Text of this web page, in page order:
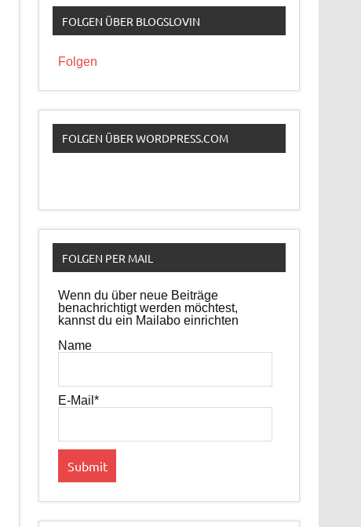
FOLGEN ÜBER BLOGSLOVIN
Folgen
FOLGEN ÜBER WORDPRESS.COM
FOLGEN PER MAIL
Wenn du über neue Beiträge
benachrichtigt werden möchtest,
kannst du ein Mailabo einrichten
Name
E-Mail*